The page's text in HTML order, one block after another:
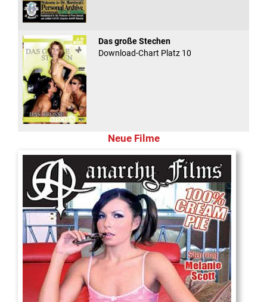
Das große Stechen
Download-Chart Platz 10
Neue Filme